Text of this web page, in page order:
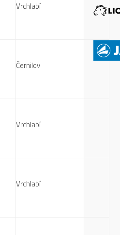
Vrchlabí
Černilov
Vrchlabí
Vrchlabí